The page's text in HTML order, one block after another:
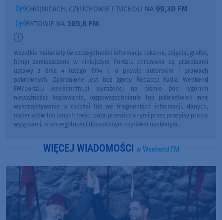
CHOJNICACH, CZŁUCHOWIE I TUCHOLI NA 99,30 FM
BYTOWIE NA 105,8 FM
Wszelkie materiały (w szczególności informacje lokalne, zdjęcia, grafiki,
filmy) zamieszczone w niniejszym Portalu chronione są przepisami
ustawy z dnia 4 lutego 1994 r. o prawie autorskim i prawach
pokrewnych. Zabronione jest bez zgody Redakcji Radia Weekend
FM/portalu weekendfm.pl wyrażonej na piśmie pod rygorem
nieważności: kopiowanie, rozpowszechnianie lub jakiekolwiek inne
wykorzystywanie w całości lub we fragmentach informacji, danych,
materiałów lub innych treści poza przewidzianymi przez przepisy prawa
wyjątkami, w szczególności dozwolonym użytkiem osobistym.
WIĘCEJ WIADOMOŚCI w Weekend FM